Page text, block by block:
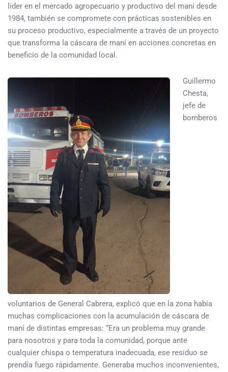
líder en el mercado agropecuario y productivo del maní desde
1984, también se compromete con prácticas sostenibles en
su proceso productivo, especialmente a través de un proyecto
que transforma la cáscara de maní en acciones concretas en
beneficio de la comunidad local.
Guillermo
Chesta,
jefe de
bomberos
voluntarios de General Cabrera, explicó que en la zona había
muchas complicaciones con la acumulación de cáscara de
maní de distintas empresas: “Era un problema muy grande
para nosotros y para toda la comunidad, porque ante
cualquier chispa o temperatura inadecuada, ese residuo se
prendía fuego rápidamente. Generaba muchos inconvenientes,